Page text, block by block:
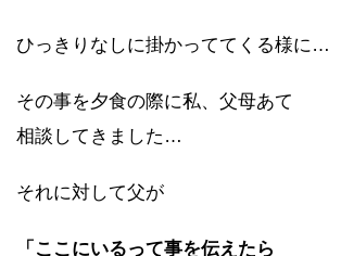
ひっきりなしに掛かっててくる様に…
その事を夕食の際に私、父母あて
相談してきました…
それに対して父が
「ここにいるって事を伝えたら